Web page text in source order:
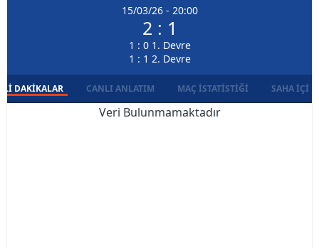
15/03/26 - 20:00
2 : 1
1 : 0 1. Devre
1 : 1 2. Devre
DAKIKALAR CANLI ANLATIM MAÇ İSTATISTIĞI SAHA İÇI
Veri Bulunmamaktadır